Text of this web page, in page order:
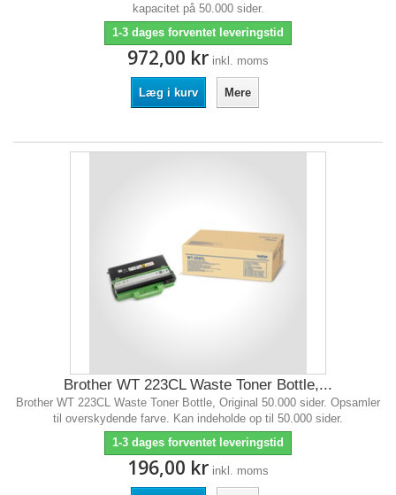
kapacitet på 50.000 sider.
1-3 dages forventet leveringstid
972,00 kr inkl. moms
Læg i kurv Mere
Brother WT 223CL Waste Toner Bottle,...
Brother WT 223CL Waste Toner Bottle, Original 50.000 sider. Opsamler
til overskydende farve. Kan indeholde op til 50.000 sider.
1-3 dages forventet leveringstid
196,00 kr inkl. moms